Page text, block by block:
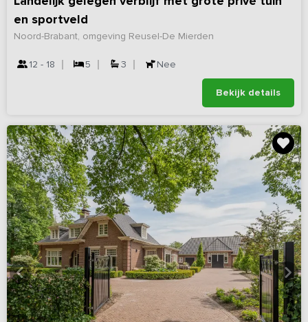
en sportveld
Noord-Brabant, omgeving Reusel-De Mierden
12 - 18 5 3 Nee
Bekijk details